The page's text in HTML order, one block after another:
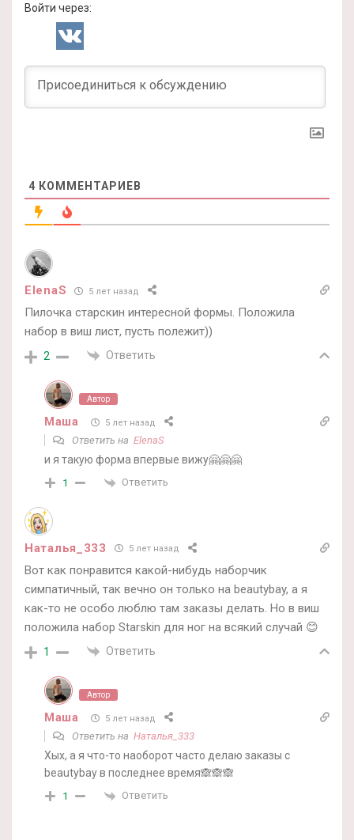
Войти через:
4 КОММЕНТАРИЕВ
ElenaS 5 лет назад
Пилочка старскин интересной формы. Положила
набор в виш лист, пусть полежит))
2 Ответить
Автор
Маша 5 лет назад
Ответить на ElenaS
и я такую форма впервые вижу🤗🤗🤗
1 Ответить
Наталья_333 5 лет назад
Вот как понравится какой-нибудь наборчик
симпатичный, так вечно он только на beautybay, а я
как-то не особо люблю там заказы делать. Но в виш
положила набор Starskin для ног на всякий случай 😊
1 Ответить
Автор
Маша 5 лет назад
Ответить на Наталья_333
Хых, а я что-то наоборот часто делаю заказы с
beautybay в последнее время🙈🙈🙈
1 Ответить